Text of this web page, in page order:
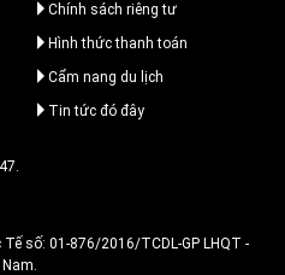
Chính sách riêng tư
Hình thức thanh toán
Cẩm nang du lịch
Tin tức đó đây
số: 01-876/2016/TCDL-GP LHQT -